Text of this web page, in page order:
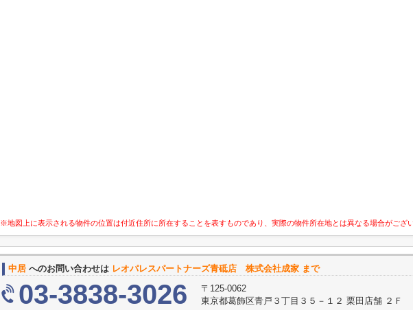
※地図上に表示される物件の位置は付近住所に所在することを表すものであり、実際の物件所在地とは異なる場合がござい
中居 へのお問い合わせは レオパレスパートナーズ青砥店 株式会社成家 まで
03-3838-3026
〒125-0062
東京都葛飾区青戸３丁目３５－１２ 栗田店舗 ２Ｆ